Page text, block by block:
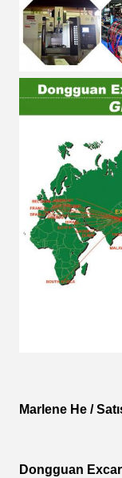
Marlene He /
Dongguan